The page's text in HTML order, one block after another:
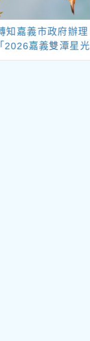
知嘉義市政府辦理
「2026嘉義雙潭星光
路跑」